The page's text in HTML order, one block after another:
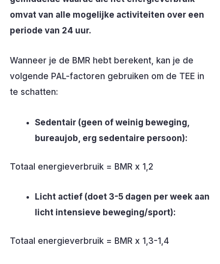
omvat van alle mogelijke activiteiten over een
periode van 24 uur.
Wanneer je de BMR hebt berekent, kan je de
volgende PAL-factoren gebruiken om de TEE in
te schatten:
Sedentair (geen of weinig beweging,
bureaujob, erg sedentaire persoon):
Totaal energieverbruik = BMR x 1,2
Licht actief (doet 3-5 dagen per week aan
licht intensieve beweging/sport):
Totaal energieverbruik = BMR x 1,3-1,4